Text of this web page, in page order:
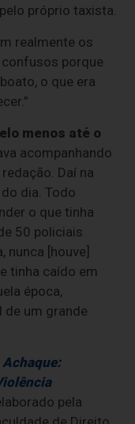
próprio taxista.
realmente os
porque
o que era
menos até o
acompanhando
Daí na
dia. Todo
o que tinha
50 policiais
[houve]
tinha caído em
época,
um grande
pela